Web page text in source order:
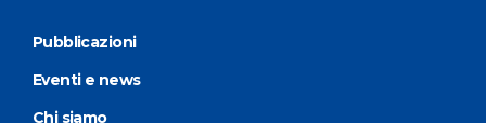
Pubblicazioni
Eventi e news
Chi siamo